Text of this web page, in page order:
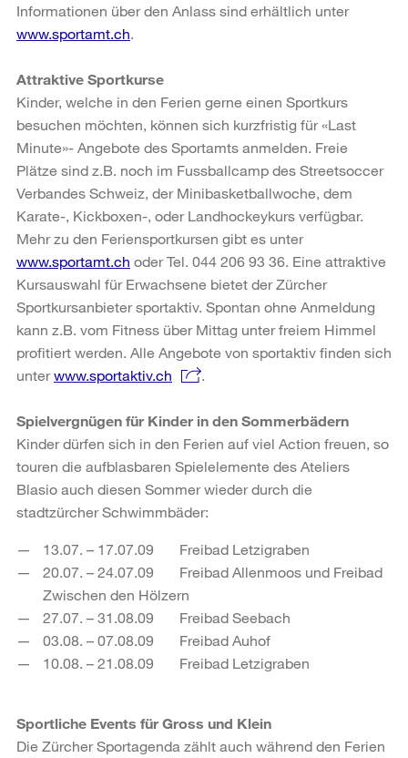
Informationen über den Anlass sind erhältlich unter
www.sportamt.ch
Attraktive Sportkurse
Kinder, welche in den Ferien gerne einen Sportkurs
besuchen möchten, können sich kurzfristig für «Last
Minute»- Angebote des Sportamts anmelden. Freie
Plätze sind z.B. noch im Fussballcamp des Streetsoccer
Verbandes Schweiz, der Minibasketballwoche, dem
Karate-, Kickboxen-, oder Landhockeykurs verfügbar.
Mehr zu den Feriensportkursen gibt es unter
www.sportamt.ch oder Tel. 044 206 93 36. Eine attraktive
Kursauswahl für Erwachsene bietet der Zürcher
Sportkursanbieter sportaktiv. Spontan ohne Anmeldung
kann z.B. vom Fitness über Mittag unter freiem Himmel
profitiert werden. Alle Angebote von sportaktiv finden sich
unterwww.sportaktiv.ch
Spielvergnügen für Kinder in den Sommerbädern
Kinder dürfen sich in den Ferien auf viel Action freuen, so
touren die aufblasbaren Spielelemente des Ateliers
Blasio auch diesen Sommer wieder durch die
stadtzürcher Schwimmbäder:
13.07. – 17.07.09 Freibad Letzigraben
20.07. – 24.07.09 Freibad Allenmoos und Freibad
Zwischen den Hölzern
27.07. – 31.08.09 Freibad Seebach
03.08. – 07.08.09 Freibad Auhof
10.08. – 21.08.09 Freibad Letzigraben
Sportliche Events für Gross und Klein
Die Zürcher Sportagenda zählt auch während den Ferien